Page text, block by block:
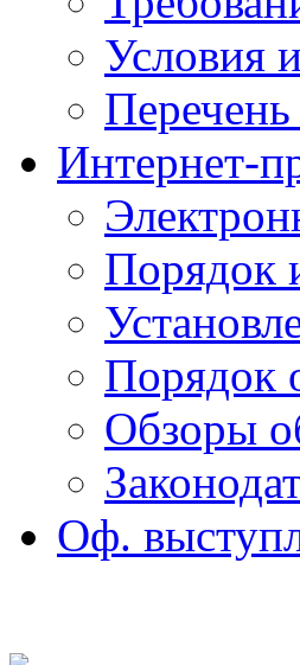
Условия
Интернет-
Порядок
Порядок
Обзоры
Оф.